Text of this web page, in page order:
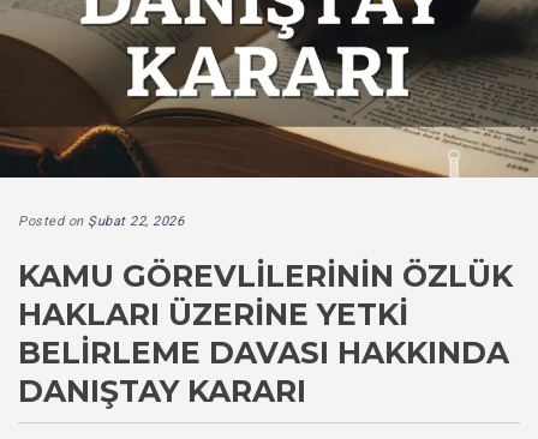
Posted on Şubat 22, 2026
KAMU GÖREVLILERININ ÖZLÜK
HAKLARI ÜZERINE YETKI
BELIRLEME DAVASI HAKKINDA
DANIŞTAY KARARI